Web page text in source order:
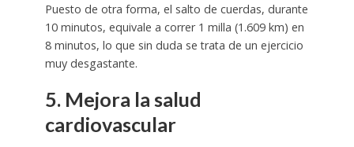
Puesto de otra forma, el salto de cuerdas, durante
10 minutos, equivale a correr 1 milla (1.609 km) en
8 minutos, lo que sin duda se trata de un ejercicio
muy desgastante.
5. Mejora la salud
cardiovascular